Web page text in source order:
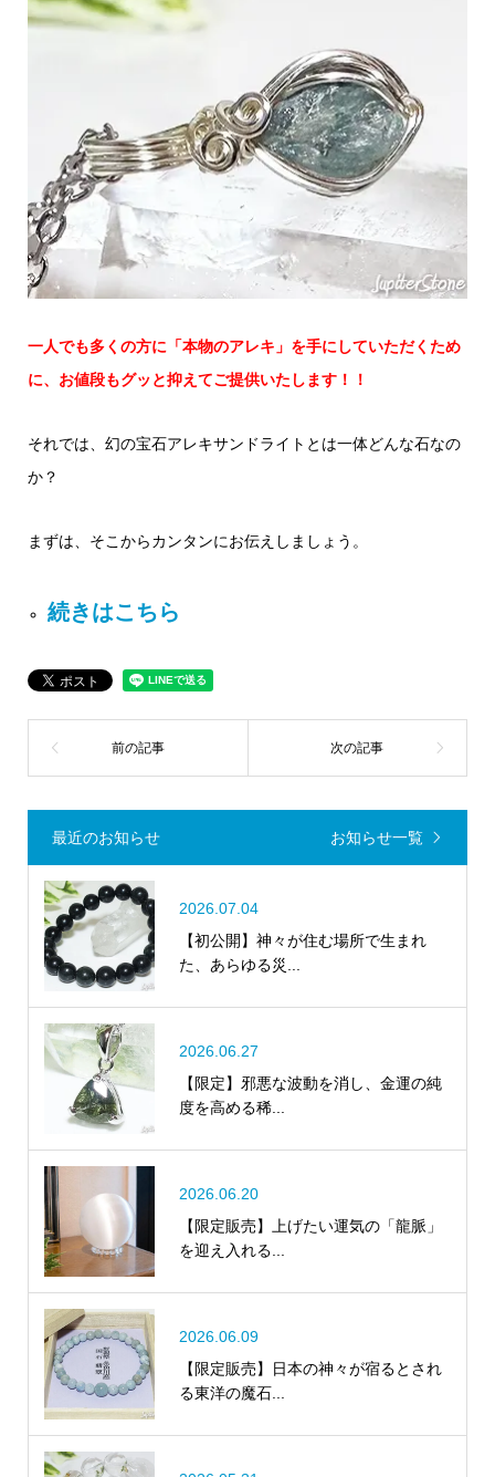
一人でも多くの方に「本物のアレキ」を手にしていただくため
に、お値段もグッと抑えてご提供いたします！！
それでは、幻の宝石アレキサンドライトとは一体どんな石なの
か？
まずは、そこからカンタンにお伝えしましょう。
続きはこちら
最近のお知らせ お知らせ一覧
2026.07.04
【初公開】神々が住む場所で生まれ
た、あらゆる災...
2026.06.27
【限定】邪悪な波動を消し、金運の純
度を高める稀...
2026.06.20
【限定販売】上げたい運気の「龍脈」
を迎え入れる...
2026.06.09
【限定販売】日本の神々が宿るとされ
る東洋の魔石...